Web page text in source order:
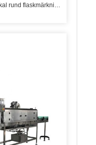
rund flaskmärkningsmaskin